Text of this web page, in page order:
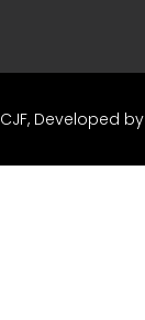
CJF, Developed by